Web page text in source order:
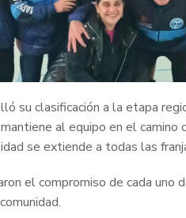
su clasificación a la etapa
al equipo en el
se extiende a todas las
el compromiso de cada